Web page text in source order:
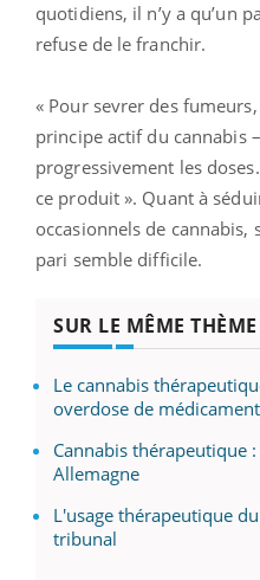
quotidiens, il n’y a qu’un
refuse de le franchir.
« Pour sevrer des
principe actif du cannabis
progressivement les
ce produit ». Quant à
occasionnels de cannabis,
pari semble difficile.
SUR LE MÊME THÈME
Le cannabis
overdose de
Cannabis thérapeutique
Allemagne
L'usage thérapeutique
tribunal